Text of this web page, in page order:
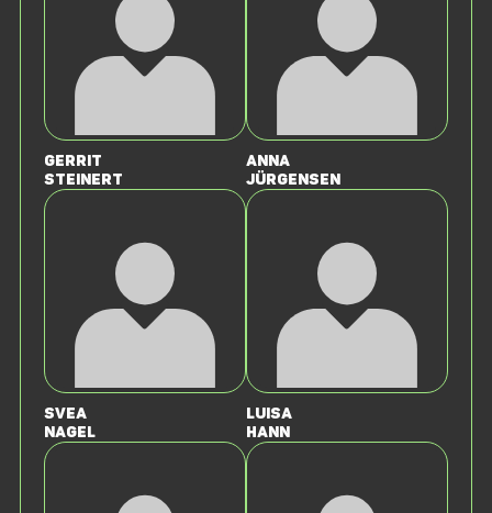
Gerrit
Steinert
Anna
Jürgensen
Svea
Nagel
Luisa
Hann